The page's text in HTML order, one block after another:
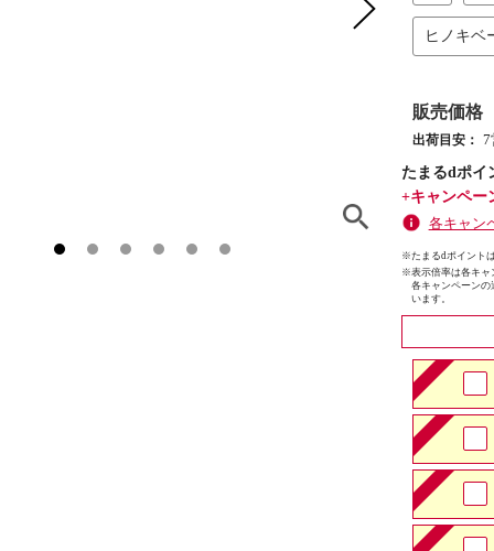
ヒノキベ
販売価格
出荷目安： 7
たまるdポイ
+キャンペー
各キャン
※たまるdポイント
※表示倍率は各キャ
各キャンペーンの
います。